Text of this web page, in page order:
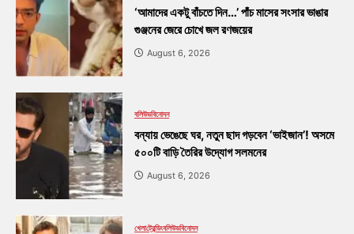
‘আমাদের একটু বাঁচতে দিন…’ পাঁচ মাসের সংসার ভাঙার
গুঞ্জনের জেরে চোখে জল রণজয়ের
August 6, 2026
বলিউডবিনোদন
বন্যায় ভেঙেছে ঘর, নতুন ছাদ গড়বেন ‘ভাইজান’! অসমে
৫০০টি বাড়ি তৈরির উদ্যোগ সলমনের
August 6, 2026
খেলাট্রেন্ডিংবলিউডবিনোদন